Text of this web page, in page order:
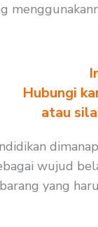
Hubungi
atau
wujud
yang